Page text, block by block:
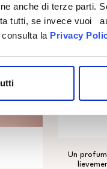
anche di terze parti.
tutti, se invece vuoi
la Privacy
Un